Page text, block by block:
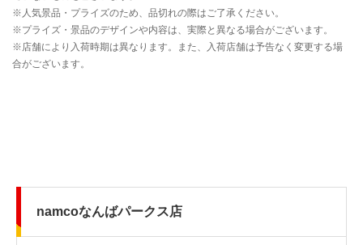
namcoなんばパークス店